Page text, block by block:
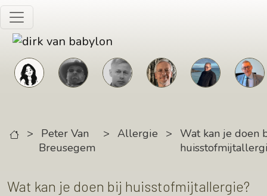
Skip to main content
>
Peter Van
Breusegem
> Allergie > Wat kan je doen
Wat kan je doen bij huisstofmijtallergie?